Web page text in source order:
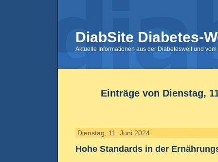
DiabSite Diabetes-
Aktuelle Informationen aus der Diabeteswelt und
Einträge von Dienstag,
Dienstag, 11. Juni 2024
Hohe Standards in der